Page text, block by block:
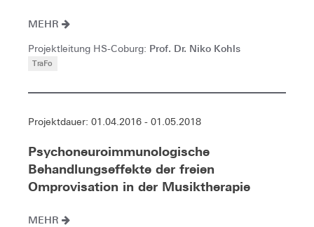
MEHR
Projektleitung HS-Coburg: Prof. Dr. Niko Kohls
TraFo
Projektdauer: 01.04.2016 - 01.05.2018
Psychoneuroimmunologische
Behandlungseffekte der freien
Omprovisation in der Musiktherapie
MEHR